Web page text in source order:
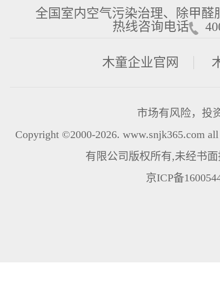
全国室内空气污染治理、除甲
热线咨询电话
木童企业官网
市场有风险，投
Copyright ©2000-2026. www.snjk365.com
有限公司版权所有,未经书
京ICP备